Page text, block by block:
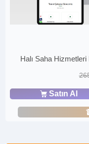
Halı Saha
Satın Al